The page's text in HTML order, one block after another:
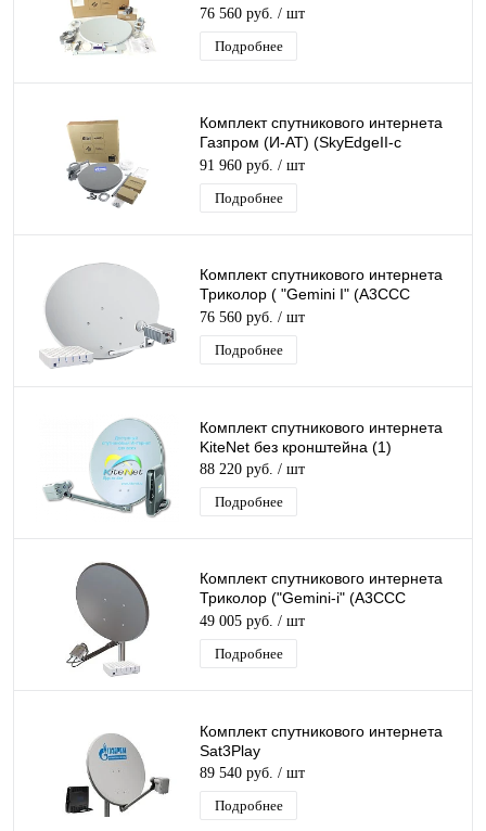
«SkyEdgeII-c-0,76/Ka) без
кронштейна
76 560 руб. / шт
Подробнее
Комплект спутникового интернета
Газпром (И-АТ) (SkyEdgeII-c
Gemini-i S2X - 0.76/Ka) без
кронштейна
91 960 руб. / шт
Подробнее
Комплект спутникового интернета
Триколор ( "Gemini I" (A3CCC
"SkyEdgeII-c-0.76/Ka") без
кронштейн
76 560 руб. / шт
Подробнее
Комплект спутникового интернета
KiteNet без кронштейна (1)
88 220 руб. / шт
Подробнее
Комплект спутникового интернета
Триколор ("Gemini-i" (A3CCC
"SkyEdgeII-c-0.74/Ka")
49 005 руб. / шт
Подробнее
Комплект спутникового интернета
Sat3Play
89 540 руб. / шт
Подробнее